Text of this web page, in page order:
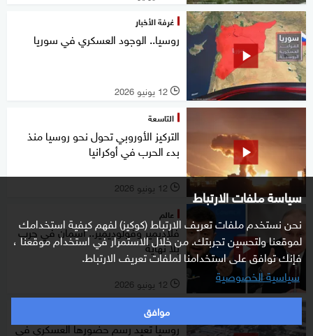
سياسة ملفات الارتباط
نحن نستخدم ملفات تعريف الارتباط (كوكيز) لفهم كيفية استخدامك
لموقعنا ولتحسين تجربتك. من خلال الاستمرار في استخدام موقعنا ،
فإنك توافق على استخدامنا لملفات تعريف الارتباط.
سياسية الخصوصية
موافق
غرفة الأخبار
روسيا.. الوجود العسكري في سوريا
l 12 يونيو 2026
التاسعة
التركيز الأوروبي تحول نحو روسيا منذ
بدء الحرب في أوكرانيا
l 12 يونيو 2026
عالم
فلاديمير وفولوديمير.. اسمان في حرب
بلا نهاية
l 12 يونيو 2026
الظهيرة
روسيا تعيد رسم حضورها العسكري في